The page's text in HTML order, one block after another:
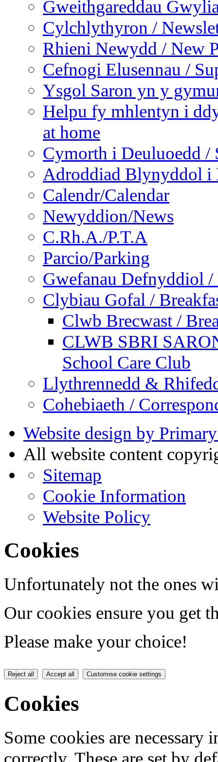
Gweithgareddau
Cylchlythyron /
Rhieni Newydd / New
Cefnogi Elusennau /
Ysgol Saron yn y
Helpu fy mhlentyn i
at home
Cymorth i Deuluoedd /
Adroddiad Blynyddol i
Calendr/Calendar
Newyddion/News
C.Rh.A./P.T.A
Parcio/Parking
Gwefanau Defnyddiol /
Clybiau Gofal /
Clwb Brecwast /
CLWB SBRI
School Care Club
Llythrennedd &
Cohebiaeth /
Website design by
All website content
Sitemap
Cookie Information
Website Policy
Cookies
Unfortunately not the ones
Our cookies ensure you get
Please make your choice!
Reject all Accept all Customise cookie settings
Cookies
Some cookies are